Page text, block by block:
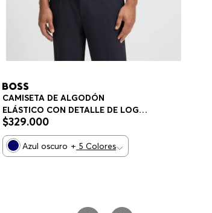
CAMISETA DE ALGODÓN
ELÁSTICO CON DETALLE DE LOGO
REGULAR FIT HOMBRE
$329.000
Azul oscuro + 5 Colores